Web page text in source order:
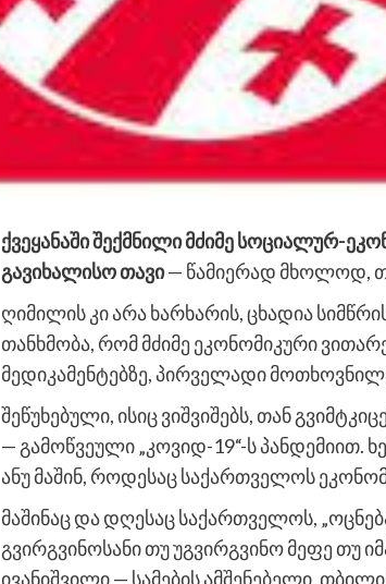
ქვეყანაში შექმნილი მძიმე სოციალურ-
გავიხალისო თავი— წამიერად მხოლოდ,
ღიმილის კი არა ხარხარის, ცხადია
თანხმობა, რომ მძიმე ეკონომიკური
მედიკამენტებზე, პირველადი
შეწუხებული, ისიც ვიშვიშებს, თან
— გამოწვეული „კოვიდ-19“-ს პანდემიით.
ანუ მაშინ, როდესაც საქართველოს
მაშინაც და დღესაც საქართველოს,
გვირგვინოსანი თუ უგვირგვინო მეფე თუ
ივანიშვილი — სამების ამშენებელი,